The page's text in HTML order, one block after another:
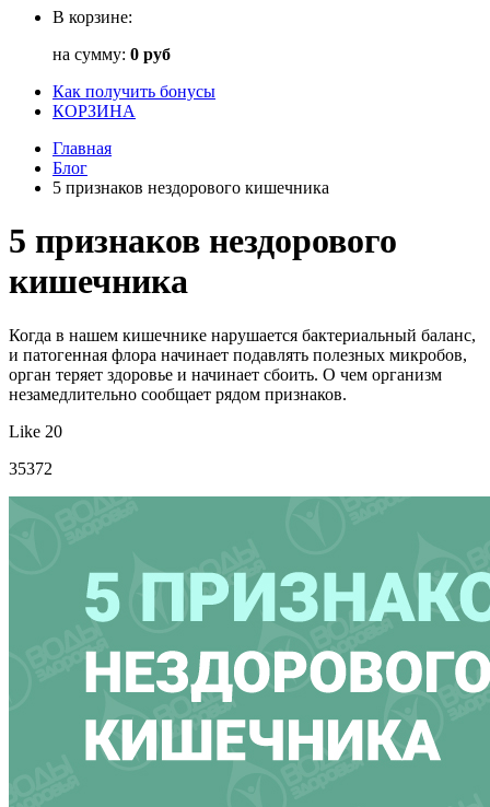
В корзине:
на сумму: 0 руб
Как получить бонусы
КОРЗИНА
Главная
Блог
5 признаков нездорового кишечника
5 признаков нездорового
кишечника
Когда в нашем кишечнике нарушается бактериальный баланс,
и патогенная флора начинает подавлять полезных микробов,
орган теряет здоровье и начинает сбоить. О чем организм
незамедлительно сообщает рядом признаков.
Like 20
35372